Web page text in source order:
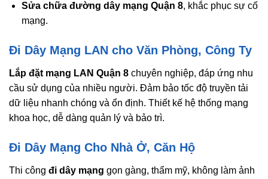
Sửa chữa đường dây mạng Quận 8, khắc phục sự cố
mạng.
Đi Dây Mạng LAN cho Văn Phòng, Công Ty
Lắp đặt mạng LAN Quận 8 chuyên nghiệp, đáp ứng nhu
cầu sử dụng của nhiều người. Đảm bảo tốc độ truyền tải
dữ liệu nhanh chóng và ổn định. Thiết kế hệ thống mạng
khoa học, dễ dàng quản lý và bảo trì.
Đi Dây Mạng Cho Nhà Ở, Căn Hộ
Thi công đi dây mạng gọn gàng, thẩm mỹ, không làm ảnh